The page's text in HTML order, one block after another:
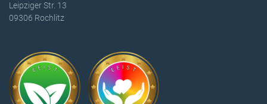
Leipziger Str. 13
09306 Rochlitz